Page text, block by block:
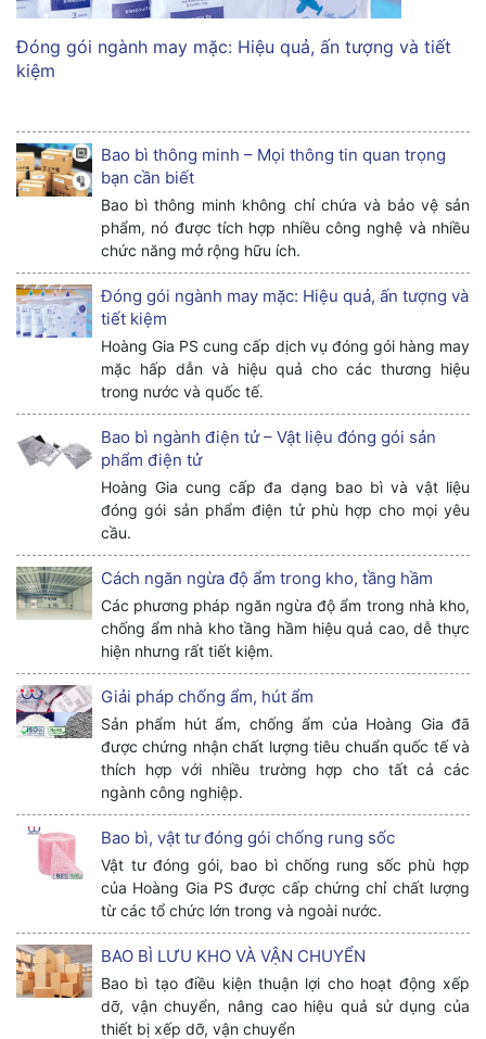
Đóng gói ngành may mặc: Hiệu quả, ấn tượng và tiết
kiệm
Bao bì thông minh – Mọi thông tin quan trọng
bạn cần biết
Bao bì thông minh không chỉ chứa và bảo vệ sản
phẩm, nó được tích hợp nhiều công nghệ và nhiều
chức năng mở rộng hữu ích.
Đóng gói ngành may mặc: Hiệu quả, ấn tượng và
tiết kiệm
Hoàng Gia PS cung cấp dịch vụ đóng gói hàng may
mặc hấp dẫn và hiệu quả cho các thương hiệu
trong nước và quốc tế.
Bao bì ngành điện tử – Vật liệu đóng gói sản
phẩm điện tử
Hoàng Gia cung cấp đa dạng bao bì và vật liệu
đóng gói sản phẩm điện tử phù hợp cho mọi yêu
cầu.
Cách ngăn ngừa độ ẩm trong kho, tầng hầm
Các phương pháp ngăn ngừa độ ẩm trong nhà kho,
chống ẩm nhà kho tầng hầm hiệu quả cao, dễ thực
hiện nhưng rất tiết kiệm.
Giải pháp chống ẩm, hút ẩm
Sản phẩm hút ẩm, chống ẩm của Hoàng Gia đã
được chứng nhận chất lượng tiêu chuẩn quốc tế và
thích hợp với nhiều trường hợp cho tất cả các
ngành công nghiệp.
Bao bì, vật tư đóng gói chống rung sốc
Vật tư đóng gói, bao bì chống rung sốc phù hợp
của Hoàng Gia PS được cấp chứng chỉ chất lượng
từ các tổ chức lớn trong và ngoài nước.
BAO BÌ LƯU KHO VÀ VẬN CHUYỂN
Bao bì tạo điều kiện thuận lợi cho hoạt động xếp
dỡ, vận chuyển, nâng cao hiệu quả sử dụng của
thiết bị xếp dỡ, vận chuyển